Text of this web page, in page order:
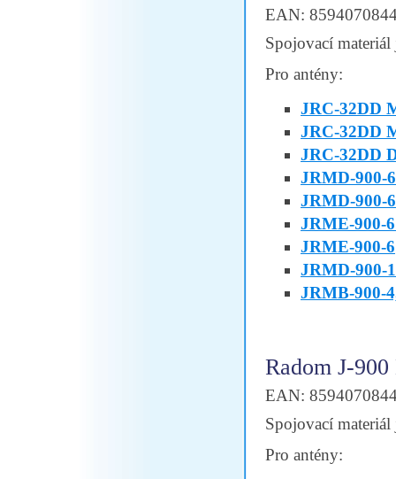
EAN:
Spojovací materiál
Pro antény:
JRC-32DD
JRC-32DD
JRC-32DD
JRMD-900-
JRMD-900-6
JRME-900-
JRME-900-6
JRMD-900-
JRMB-900-
Radom J-
EAN:
Spojovací materiál
Pro antény: